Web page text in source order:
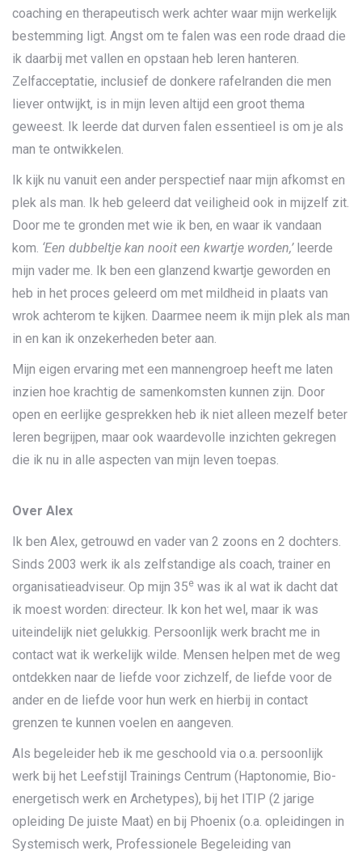
coaching en therapeutisch werk achter waar mijn werkelijk
bestemming ligt. Angst om te falen was een rode draad die
ik daarbij met vallen en opstaan heb leren hanteren.
Zelfacceptatie, inclusief de donkere rafelranden die men
liever ontwijkt, is in mijn leven altijd een groot thema
geweest. Ik leerde dat durven falen essentieel is om je als
man te ontwikkelen.
Ik kijk nu vanuit een ander perspectief naar mijn afkomst en
plek als man. Ik heb geleerd dat veiligheid ook in mijzelf zit.
Door me te gronden met wie ik ben, en waar ik vandaan
kom. ‘Een dubbeltje kan nooit een kwartje worden,’ leerde
mijn vader me. Ik ben een glanzend kwartje geworden en
heb in het proces geleerd om met mildheid in plaats van
wrok achterom te kijken. Daarmee neem ik mijn plek als man
in en kan ik onzekerheden beter aan.
Mijn eigen ervaring met een mannengroep heeft me laten
inzien hoe krachtig de samenkomsten kunnen zijn. Door
open en eerlijke gesprekken heb ik niet alleen mezelf beter
leren begrijpen, maar ook waardevolle inzichten gekregen
die ik nu in alle aspecten van mijn leven toepas.
Over Alex
Ik ben Alex, getrouwd en vader van 2 zoons en 2 dochters.
Sinds 2003 werk ik als zelfstandige als coach, trainer en
organisatieadviseur. Op mijn 35e was ik al wat ik dacht dat
ik moest worden: directeur. Ik kon het wel, maar ik was
uiteindelijk niet gelukkig. Persoonlijk werk bracht me in
contact wat ik werkelijk wilde. Mensen helpen met de weg
ontdekken naar de liefde voor zichzelf, de liefde voor de
ander en de liefde voor hun werk en hierbij in contact
grenzen te kunnen voelen en aangeven.
Als begeleider heb ik me geschoold via o.a. persoonlijk
werk bij het Leefstijl Trainings Centrum (Haptonomie, Bio-
energetisch werk en Archetypes), bij het ITIP (2 jarige
opleiding De juiste Maat) en bij Phoenix (o.a. opleidingen in
Systemisch werk, Professionele Begeleiding van